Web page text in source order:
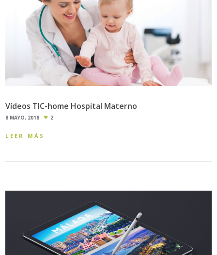
Vídeos TIC-home Hospital Materno
8 MAYO, 2018 2
LEER MÁS